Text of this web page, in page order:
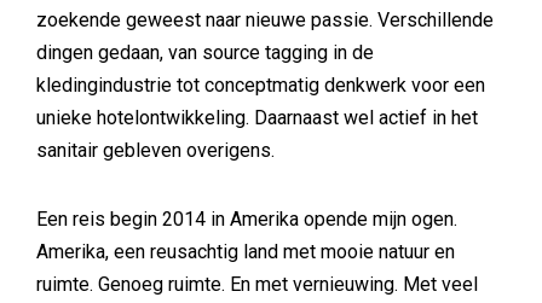
zoekende geweest naar nieuwe passie. Verschillende
dingen gedaan, van source tagging in de
kledingindustrie tot conceptmatig denkwerk voor een
unieke hotelontwikkeling. Daarnaast wel actief in het
sanitair gebleven overigens.
Een reis begin 2014 in Amerika opende mijn ogen.
Amerika, een reusachtig land met mooie natuur en
ruimte. Genoeg ruimte. En met vernieuwing. Met veel